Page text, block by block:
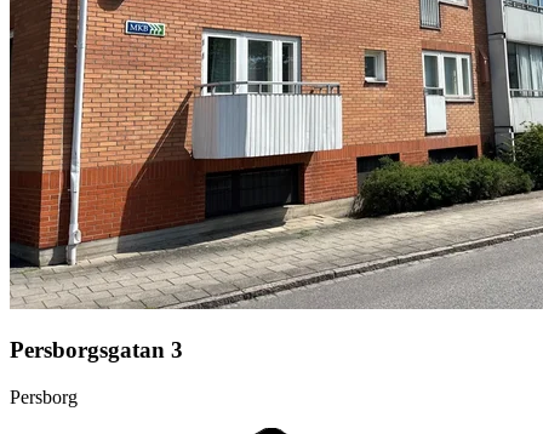
Persborgsgatan 3
Persborg